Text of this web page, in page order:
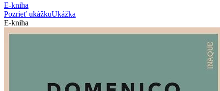
E-kniha
Pozrieť ukážkuUkážka
E-kniha